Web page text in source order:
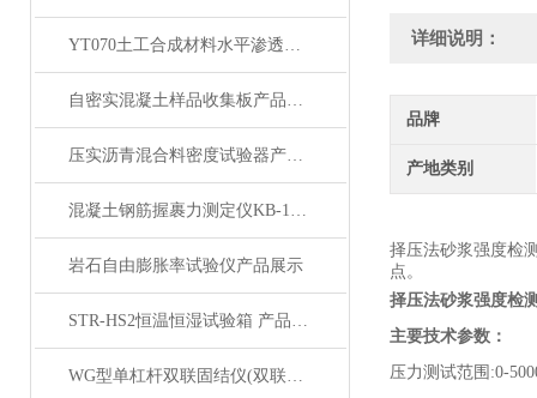
YT070土工合成材料水平渗透仪产品展示
自密实混凝土样品收集板产品展示
压实沥青混合料密度试验器产品展示
混凝土钢筋握裹力测定仪KB-150型产品展示
岩石自由膨胀率试验仪产品展示
STR-HS2恒温恒湿试验箱 产品展示
WG型单杠杆双联固结仪(双联低压双联中压）产品展示
详细说明：
品牌
产地类别
择压法砂浆强度检
点。
择压法砂浆强度检
主要技术参数：
压力测试范围 :0-